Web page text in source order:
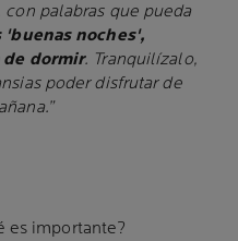
palabras que pueda
'buenas noches',
dormir. Tranquilízalo,
poder disfrutar de
es importante?